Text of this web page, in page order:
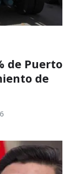
de Puerto
de